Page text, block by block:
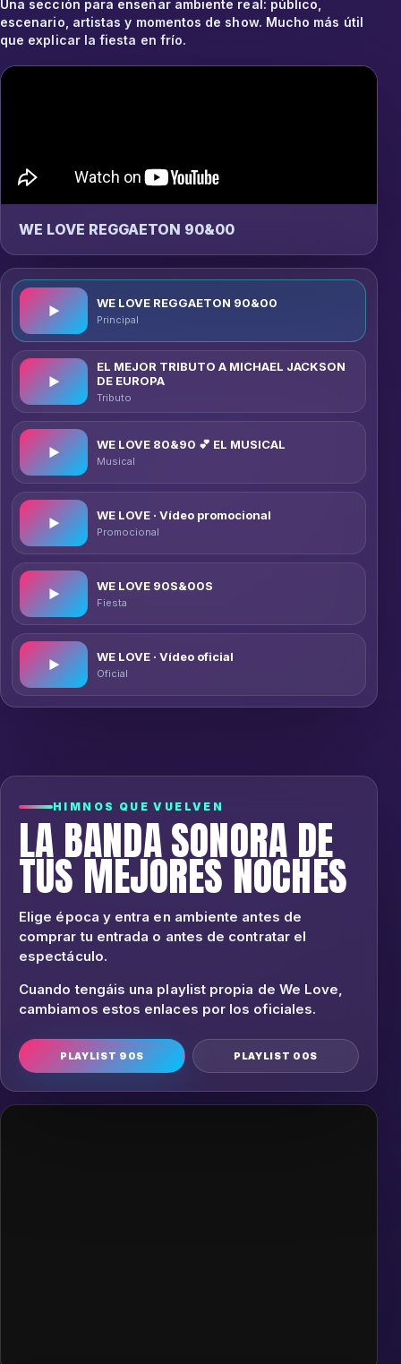
Una sección para enseñar ambiente real: público,
escenario, artistas y momentos de show. Mucho más útil
que explicar la fiesta en frío.
WE LOVE REGGAETON 90&00
▶
WE LOVE REGGAETON 90&00
Principal
▶
EL MEJOR TRIBUTO A MICHAEL JACKSON
DE EUROPA
Tributo
▶
WE LOVE 80&90 💕 EL MUSICAL
Musical
▶
WE LOVE · Vídeo promocional
Promocional
▶
WE LOVE 90S&00S
Fiesta
▶
WE LOVE · Vídeo oficial
Oficial
HIMNOS QUE VUELVEN
LA BANDA SONORA DE
TUS MEJORES NOCHES
Elige época y entra en ambiente antes de
comprar tu entrada o antes de contratar el
espectáculo.
Cuando tengáis una playlist propia de We Love,
cambiamos estos enlaces por los oficiales.
PLAYLIST 90S PLAYLIST 00S